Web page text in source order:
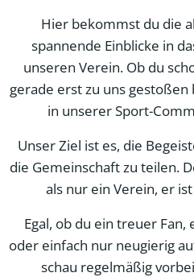
Hier bekommst du die
spannende Einblicke in
unseren Verein. Ob du
gerade erst zu uns
in unserer Sport-
Unser Ziel ist es, die
die Gemeinschaft zu teilen.
als nur ein Verein, er
Egal, ob du ein treuer
oder einfach nur neugierig
schau regelmäßig